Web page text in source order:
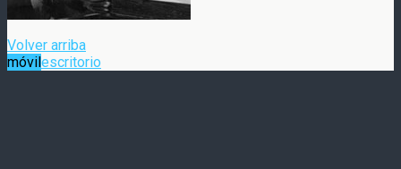
Volver arriba
móvilescritorio